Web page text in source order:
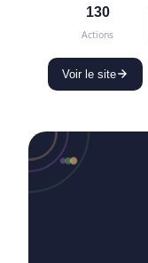
130
Actions
Voir le site